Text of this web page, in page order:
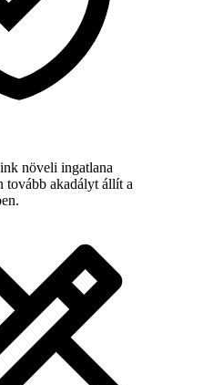
növeli ingatlana
tovább akadályt állít a